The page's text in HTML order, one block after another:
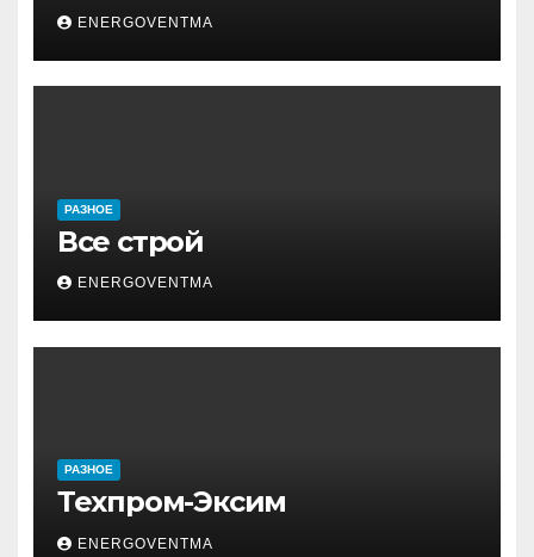
ENERGOVENTMA
РАЗНОЕ
Все строй
ENERGOVENTMA
РАЗНОЕ
Техпром-Эксим
ENERGOVENTMA